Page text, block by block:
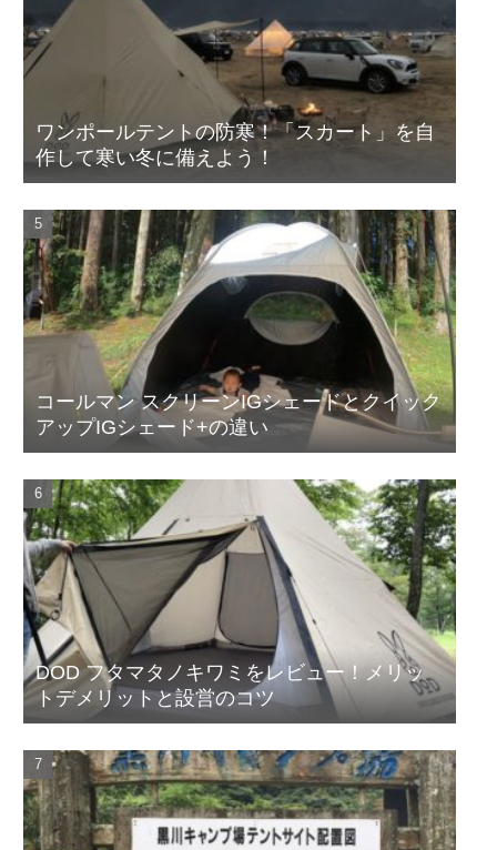
ワンポールテントの防寒！「スカート」を自
作して寒い冬に備えよう！
コールマン スクリーンIGシェードとクイック
アップIGシェード+の違い
DOD フタマタノキワミをレビュー！メリッ
トデメリットと設営のコツ